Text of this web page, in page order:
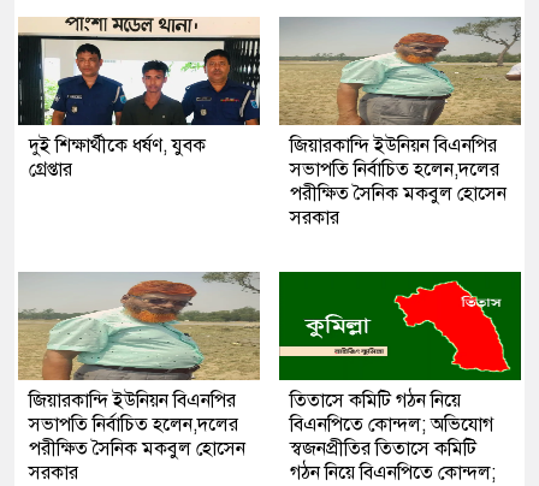
দুই শিক্ষার্থীকে ধর্ষণ, যুবক
গ্রেপ্তার
জিয়ারকান্দি ইউনিয়ন বিএনপির
সভাপতি নির্বাচিত হলেন,দলের
পরীক্ষিত সৈনিক মকবুল হোসেন
সরকার
জিয়ারকান্দি ইউনিয়ন বিএনপির
সভাপতি নির্বাচিত হলেন,দলের
পরীক্ষিত সৈনিক মকবুল হোসেন
সরকার
তিতাসে কমিটি গঠন নিয়ে
বিএনপিতে কোন্দল; অভিযোগ
স্বজনপ্রীতির তিতাসে কমিটি
গঠন নিয়ে বিএনপিতে কোন্দল;